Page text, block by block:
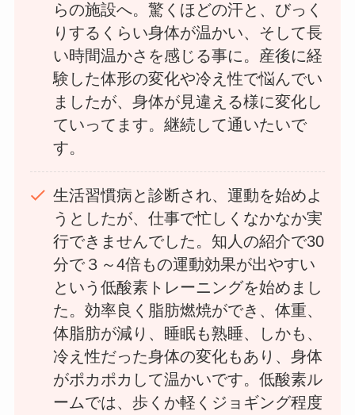
らの施設へ。驚くほどの汗と、びっく
りするくらい身体が温かい、そして長
い時間温かさを感じる事に。産後に経
験した体形の変化や冷え性で悩んでい
ましたが、身体が見違える様に変化し
ていってます。継続して通いたいで
す。
生活習慣病と診断され、運動を始めよ
うとしたが、仕事で忙しくなかなか実
行できませんでした。知人の紹介で30
分で３～4倍もの運動効果が出やすい
という低酸素トレーニングを始めまし
た。効率良く脂肪燃焼ができ、体重、
体脂肪が減り、睡眠も熟睡、しかも、
冷え性だった身体の変化もあり、身体
がポカポカして温かいです。低酸素ル
ームでは、歩くか軽くジョギング程度